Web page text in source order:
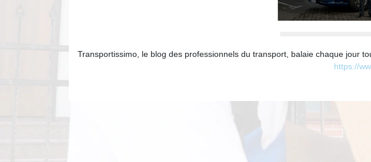
Transportissimo, le blog des professionnels du transport, balaie chaque jour
https://